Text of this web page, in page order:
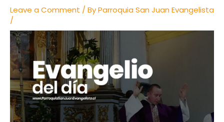
Leave a Comment / ByParroquia San Juan Evangelista
/